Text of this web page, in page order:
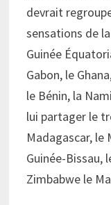
devrait
sensations de
Guinée
Gabon, le
le Bénin, la
lui partager le
Madagascar, le
Guinée-Bissau,
Zimbabwe le